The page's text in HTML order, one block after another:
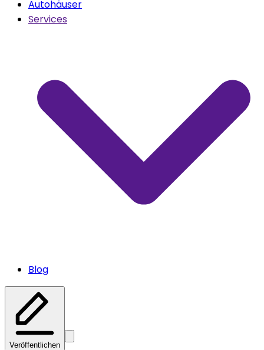
Autohäuser
Services
Blog
Veröffentlichen